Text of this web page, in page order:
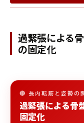
過緊張による
の固定化
🔴 長内転筋と姿勢の
過緊張による骨
固定化